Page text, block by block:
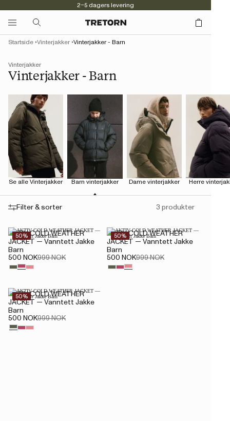
2–5 dagers levering
Vinterjakker
Vinterjakker - Barn
Startside Vinterjakker Vinterjakker - Barn
Se alle Vinterjakker Barn vinterjakker Dame vinterjakker Herre
Filter & sorter 3 produkter
50%
AKTIV COLD WEATHER
JACKET — Vanntett Jakke
Barn
500 NOK999 NOK
50%
AKTIV COLD WEATHER
JACKET — Vanntett Jakke
Barn
500 NOK999 NOK
50%
AKTIV COLD WEATHER
JACKET — Vanntett Jakke
Barn
500 NOK999 NOK